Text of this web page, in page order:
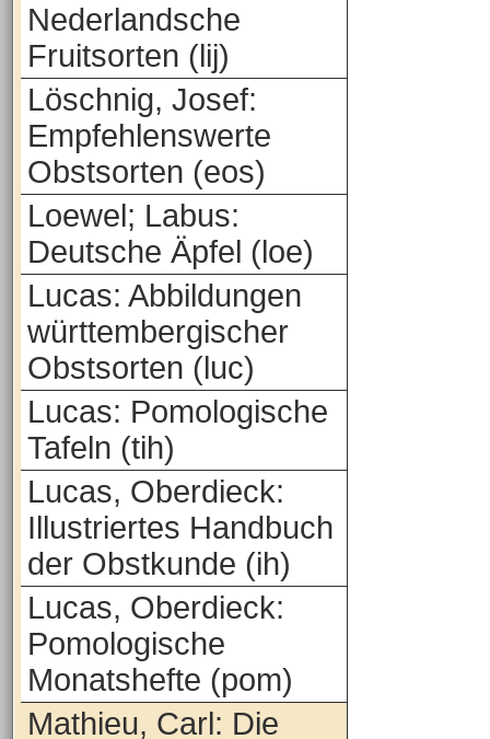
Nederlandsche
Fruitsorten (lij)
Löschnig, Josef:
Empfehlenswerte
Obstsorten (eos)
Loewel; Labus:
Deutsche Äpfel (loe)
Lucas: Abbildungen
württembergischer
Obstsorten (luc)
Lucas: Pomologische
Tafeln (tih)
Lucas, Oberdieck:
Illustriertes Handbuch
der Obstkunde (ih)
Lucas, Oberdieck:
Pomologische
Monatshefte (pom)
Mathieu, Carl: Die